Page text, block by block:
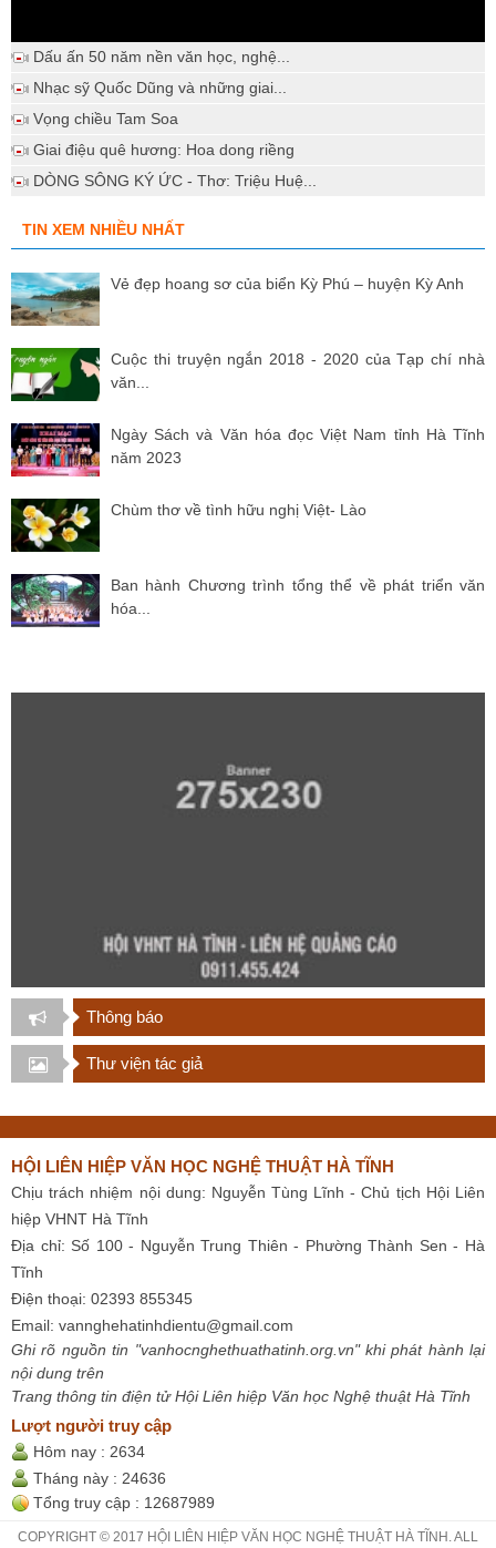
Dấu ấn 50 năm nền văn học, nghệ...
Nhạc sỹ Quốc Dũng và những giai...
Vọng chiều Tam Soa
Giai điệu quê hương: Hoa dong riềng
DÒNG SÔNG KÝ ỨC - Thơ: Triệu Huệ...
TIN XEM NHIỀU NHẤT
Vẻ đẹp hoang sơ của biển Kỳ Phú – huyện Kỳ Anh
Cuộc thi truyện ngắn 2018 - 2020 của Tạp chí nhà
văn...
Ngày Sách và Văn hóa đọc Việt Nam tỉnh Hà Tĩnh
năm 2023
Chùm thơ về tình hữu nghị Việt- Lào
Ban hành Chương trình tổng thể về phát triển văn
hóa...
Thông báo
Thư viện tác giả
HỘI LIÊN HIỆP VĂN HỌC NGHỆ THUẬT HÀ TĨNH
Chịu trách nhiệm nội dung: Nguyễn Tùng Lĩnh - Chủ tịch Hội Liên
hiệp VHNT Hà Tĩnh
Địa chỉ: Số 100 - Nguyễn Trung Thiên - Phường Thành Sen - Hà
Tĩnh
Điện thoại: 02393 855345
Email: vannghehatinhdientu@gmail.com
Ghi rõ nguồn tin "vanhocnghethuathatinh.org.vn" khi phát hành lại
nội dung trên
Trang thông tin điện tử Hội Liên hiệp Văn học Nghệ thuật Hà Tĩnh
Lượt người truy cập
Hôm nay : 2634
Tháng này : 24636
Tổng truy cập : 12687989
COPYRIGHT © 2017 HỘI LIÊN HIỆP VĂN HỌC NGHỆ THUẬT HÀ TĨNH. ALL